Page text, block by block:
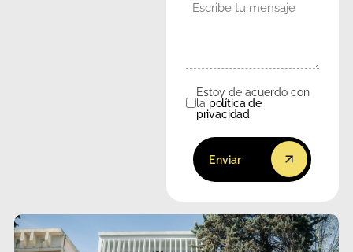
Consentimiento
Estoy de acuerdo con
la política de
privacidad.
Enviar